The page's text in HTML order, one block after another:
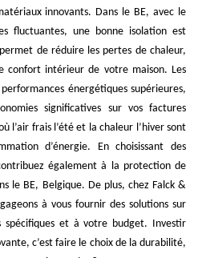
innovants. Dans le BE, avec le
fluctuantes, une bonne isolation est
de réduire les pertes de chaleur,
confort intérieur de votre maison. Les
énergétiques supérieures,
significatives sur vos factures
l’air frais l’été et la chaleur l’hiver sont
d’énergie. En choisissant des
également à la protection de
le BE, Belgique. De plus, chez Falck &
à vous fournir des solutions sur
spécifiques et à votre budget. Investir
c’est faire le choix de la durabilité,